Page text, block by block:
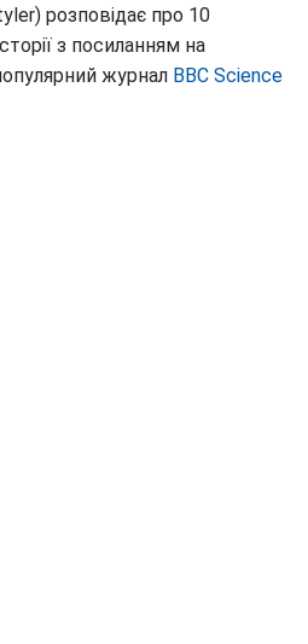
розповідає про 10
з посиланням на
журнал BBC Science